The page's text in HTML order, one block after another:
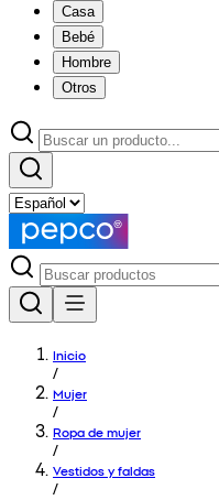
Casa
Bebé
Hombre
Otros
Inicio
/
Mujer
/
Ropa de mujer
/
Vestidos y faldas
/